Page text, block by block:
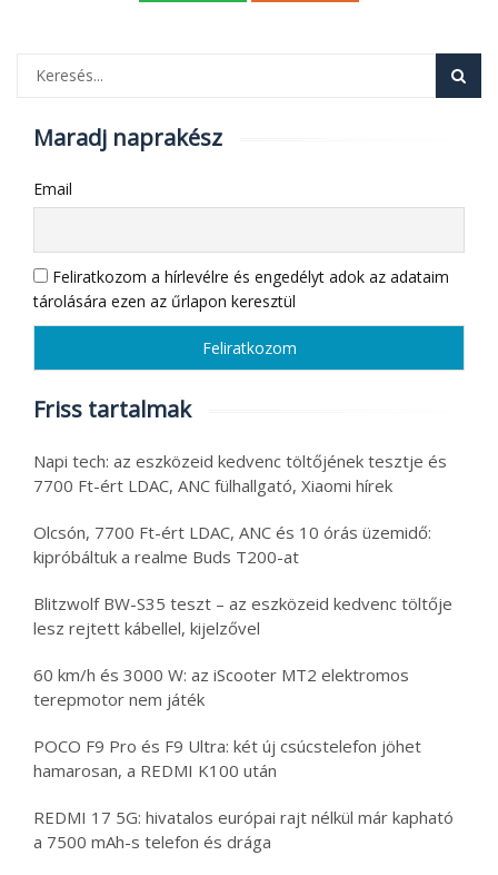
Maradj naprakész
Email
Feliratkozom a hírlevélre és engedélyt adok az adataim
tárolására ezen az űrlapon keresztül
Friss tartalmak
Napi tech: az eszközeid kedvenc töltőjének tesztje és
7700 Ft-ért LDAC, ANC fülhallgató, Xiaomi hírek
Olcsón, 7700 Ft-ért LDAC, ANC és 10 órás üzemidő:
kipróbáltuk a realme Buds T200-at
Blitzwolf BW-S35 teszt – az eszközeid kedvenc töltője
lesz rejtett kábellel, kijelzővel
60 km/h és 3000 W: az iScooter MT2 elektromos
terepmotor nem játék
POCO F9 Pro és F9 Ultra: két új csúcstelefon jöhet
hamarosan, a REDMI K100 után
REDMI 17 5G: hivatalos európai rajt nélkül már kapható
a 7500 mAh-s telefon és drága